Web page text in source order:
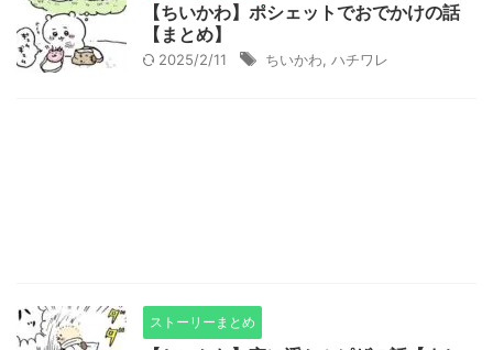
【ちいかわ】ポシェットでおでかけの話
【まとめ】
2025/2/11 ちいかわ ハチワレ
ストーリーまとめ